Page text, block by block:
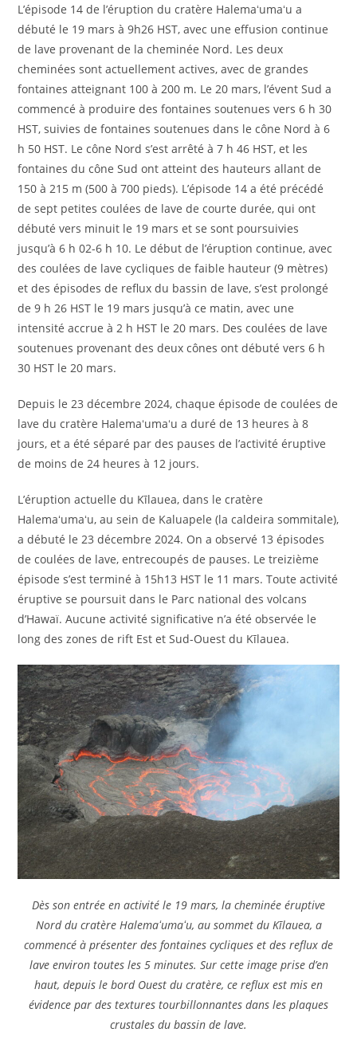
L’épisode 14 de l’éruption du cratère Halemaʻumaʻu a
débuté le 19 mars à 9h26 HST, avec une effusion continue
de lave provenant de la cheminée Nord. Les deux
cheminées sont actuellement actives, avec de grandes
fontaines atteignant 100 à 200 m. Le 20 mars, l’évent Sud a
commencé à produire des fontaines soutenues vers 6 h 30
HST, suivies de fontaines soutenues dans le cône Nord à 6
h 50 HST. Le cône Nord s’est arrêté à 7 h 46 HST, et les
fontaines du cône Sud ont atteint des hauteurs allant de
150 à 215 m (500 à 700 pieds). L’épisode 14 a été précédé
de sept petites coulées de lave de courte durée, qui ont
débuté vers minuit le 19 mars et se sont poursuivies
jusqu’à 6 h 02-6 h 10. Le début de l’éruption continue, avec
des coulées de lave cycliques de faible hauteur (9 mètres)
et des épisodes de reflux du bassin de lave, s’est prolongé
de 9 h 26 HST le 19 mars jusqu’à ce matin, avec une
intensité accrue à 2 h HST le 20 mars. Des coulées de lave
soutenues provenant des deux cônes ont débuté vers 6 h
30 HST le 20 mars.
Depuis le 23 décembre 2024, chaque épisode de coulées de
lave du cratère Halemaʻumaʻu a duré de 13 heures à 8
jours, et a été séparé par des pauses de l’activité éruptive
de moins de 24 heures à 12 jours.
L’éruption actuelle du Kīlauea, dans le cratère
Halemaʻumaʻu, au sein de Kaluapele (la caldeira sommitale),
a débuté le 23 décembre 2024. On a observé 13 épisodes
de coulées de lave, entrecoupés de pauses. Le treizième
épisode s’est terminé à 15h13 HST le 11 mars. Toute activité
éruptive se poursuit dans le Parc national des volcans
d’Hawaï. Aucune activité significative n’a été observée le
long des zones de rift Est et Sud-Ouest du Kīlauea.
Dès son entrée en activité le 19 mars, la cheminée éruptive
Nord du cratère Halemaʻumaʻu, au sommet du Kīlauea, a
commencé à présenter des fontaines cycliques et des reflux de
lave environ toutes les 5 minutes. Sur cette image prise d’en
haut, depuis le bord Ouest du cratère, ce reflux est mis en
évidence par des textures tourbillonnantes dans les plaques
crustales du bassin de lave.